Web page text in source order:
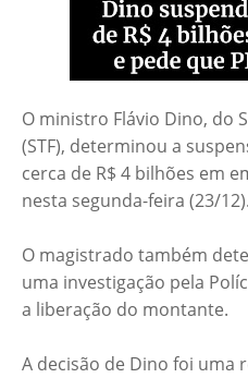
O ministro Flávio Dino, do
(STF), determinou a
cerca de R$ 4 bilhões em
nesta segunda-feira (23/12).
O magistrado também
uma investigação pela
a liberação do montante.
A decisão de Dino foi uma